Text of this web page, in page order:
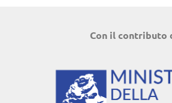
Con il contributo